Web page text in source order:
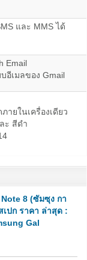
และ MMS ได้
Email
อีเมลของ Gmail
ายในเครื่องเดียว
ะ สีดำ
8 (ซัมซุง กา
ปก ราคา ล่าสุด :
Gal